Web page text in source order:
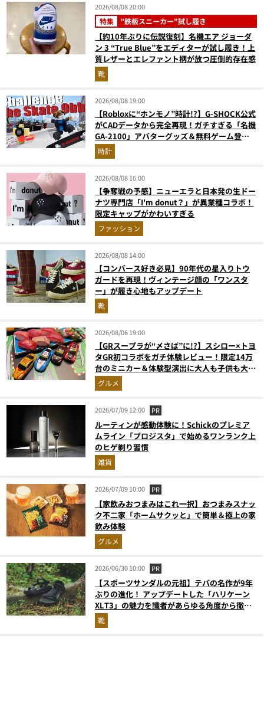
2026/08/08 20:00
特集 "鉄板スニーカー"試し履き
【約10年ぶりに伝説復刻】名機エア ジョーダ
ン 3 “True Blue”をエディターが試し履き！上
質レザーとエレファント柄が放つ圧倒的存在感
靴
2026/08/08 19:00
【Robloxに“ホンモノ”時計!?】G-SHOCK公式
がCADデータから完全再現！ガチすぎる「名機
GA-2100」アバターグッズ＆無料ゲーム登場
が見逃せない
時計
2026/08/08 16:00
【争奪戦の予感】ニューエラと日本発の生ドー
ナツ専門店「I'm donut？」が異業種コラボ！
限定キャップがかわいすぎる
ファッション
2026/08/08 14:00
【コンバース好き必見】90年代の星入りトウ
ガードを再現！ヴィンテージ顔の「ワンスタ
ー」が履き心地もアップデート
靴
2026/08/06 19:00
【GRスープラが“〆さば”に!?】スシロー×トヨ
タGR初コラボをガチ体験レビュー！限定14万
台のミニカー＆体験型演出に大人も子供も大興
奮間違いなし
グルメ
2026/07/09 12:00 PR
ルーティンが感動体験に！Schickのプレミア
ムライン「プロジスタ」で始めるワンランク上
のヒゲ剃り習慣
雑貨
2026/07/09 10:00 PR
【家飲みおつまみはこれ一択】おつまみスナッ
ク不二家「ホームサクッと」で簡単＆極上の家
飲み体験
グルメ
2026/06/30 10:00 PR
【スポーツサンダルの元祖】テバの名作が9年
ぶりの進化！ アップデートした「ハリケーン
XLT3」の魅力を識者があらゆる角度から徹底
解説！
靴